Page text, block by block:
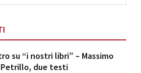
su “i nostri libri” – Massimo
due testi